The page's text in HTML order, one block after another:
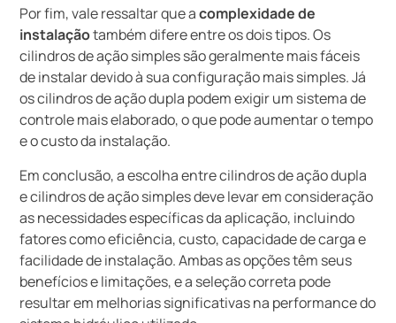
Por fim, vale ressaltar que acomplexidade de
instalaçãotambém difere entre os dois tipos. Os
cilindros de ação simples são geralmente mais fáceis
de instalar devido à sua configuração mais simples. Já
os cilindros de ação dupla podem exigir um sistema de
controle mais elaborado, o que pode aumentar o tempo
e o custo da instalação.
Em conclusão, a escolha entre cilindros de ação dupla
e cilindros de ação simples deve levar em consideração
as necessidades específicas da aplicação, incluindo
fatores como eficiência, custo, capacidade de carga e
facilidade de instalação. Ambas as opções têm seus
benefícios e limitações, e a seleção correta pode
resultar em melhorias significativas na performance do